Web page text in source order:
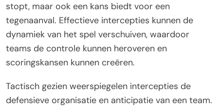
stopt, maar ook een kans biedt voor een
tegenaanval. Effectieve intercepties kunnen de
dynamiek van het spel verschuiven, waardoor
teams de controle kunnen heroveren en
scoringskansen kunnen creëren.
Tactisch gezien weerspiegelen intercepties de
defensieve organisatie en anticipatie van een team.